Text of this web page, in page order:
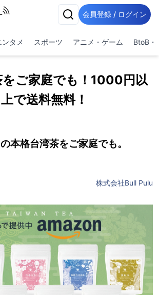
会員登録 / ログイン
ンタメ スポーツ アニメ・ゲーム BtoB・
をご家庭でも！1000円以
上で送料無料！
本格台湾茶をご家庭でも。
株式会社Bull Pulu